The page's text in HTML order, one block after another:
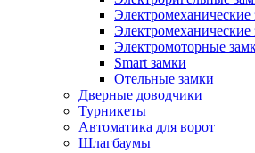
Электромеханические
Электромеханические
Электромоторные
Smart замки
Отельные замки
Дверные доводчики
Турникеты
Автоматика для ворот
Шлагбаумы